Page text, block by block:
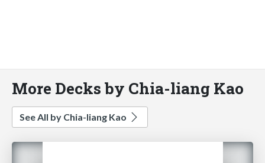
More Decks by Chia-liang Kao
See All by Chia-liang Kao